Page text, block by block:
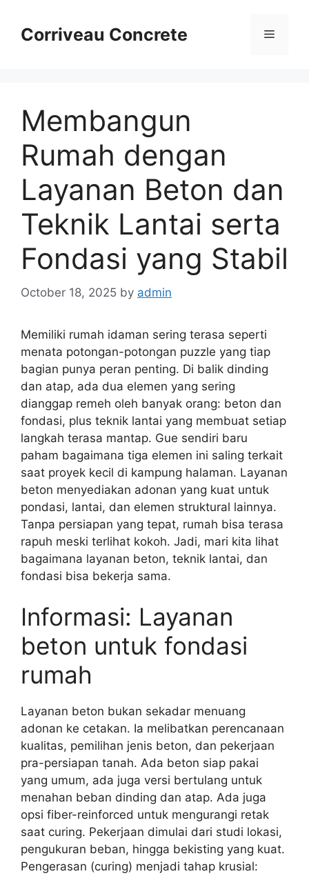
contentCorriveau Concrete Menu
Membangun
Rumah dengan
Layanan Beton dan
Teknik Lantai serta
Fondasi yang Stabil
October 18, 2025 by admin
Memiliki rumah idaman sering terasa seperti
menata potongan-potongan puzzle yang tiap
bagian punya peran penting. Di balik dinding
dan atap, ada dua elemen yang sering
dianggap remeh oleh banyak orang: beton dan
fondasi, plus teknik lantai yang membuat setiap
langkah terasa mantap. Gue sendiri baru
paham bagaimana tiga elemen ini saling terkait
saat proyek kecil di kampung halaman. Layanan
beton menyediakan adonan yang kuat untuk
pondasi, lantai, dan elemen struktural lainnya.
Tanpa persiapan yang tepat, rumah bisa terasa
rapuh meski terlihat kokoh. Jadi, mari kita lihat
bagaimana layanan beton, teknik lantai, dan
fondasi bisa bekerja sama.
Informasi: Layanan
beton untuk fondasi
rumah
Layanan beton bukan sekadar menuang
adonan ke cetakan. Ia melibatkan perencanaan
kualitas, pemilihan jenis beton, dan pekerjaan
pra-persiapan tanah. Ada beton siap pakai
yang umum, ada juga versi bertulang untuk
menahan beban dinding dan atap. Ada juga
opsi fiber-reinforced untuk mengurangi retak
saat curing. Pekerjaan dimulai dari studi lokasi,
pengukuran beban, hingga bekisting yang kuat.
Pengerasan (curing) menjadi tahap krusial: